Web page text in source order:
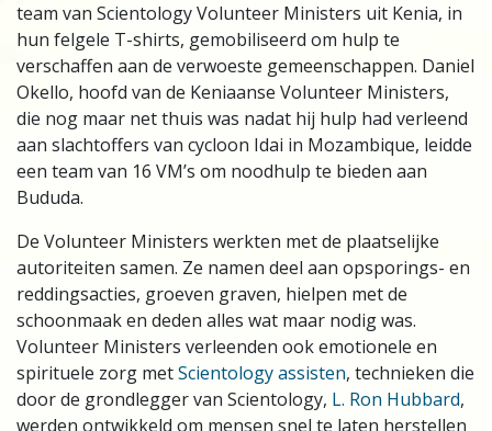
team van Scientology Volunteer Ministers uit Kenia, in
hun felgele T-shirts, gemobiliseerd om hulp te
verschaffen aan de verwoeste gemeenschappen. Daniel
Okello, hoofd van de Keniaanse Volunteer Ministers,
die nog maar net thuis was nadat hij hulp had verleend
aan slachtoffers van cycloon Idai in Mozambique, leidde
een team van 16 VM’s om noodhulp te bieden aan
Bududa.
De Volunteer Ministers werkten met de plaatselijke
autoriteiten samen. Ze namen deel aan opsporings- en
reddingsacties, groeven graven, hielpen met de
schoonmaak en deden alles wat maar nodig was.
Volunteer Ministers verleenden ook emotionele en
spirituele zorg metScientology assisten, technieken die
door de grondlegger van Scientology, L. Ron Hubbard,
werden ontwikkeld om mensen snel te laten herstellen